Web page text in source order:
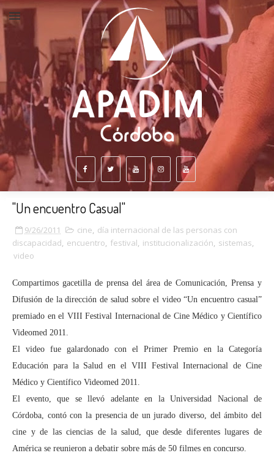
"Un encuentro Casual"
9/26/2011 cine, día internacional de las personas con
discapacidad, encuentro, festival, institucionalización, sistemas,
video
Compartimos gacetilla de prensa del área de Comunicación, Prensa y
Difusión de la dirección de salud sobre el video “Un encuentro casual”
premiado en el VIII Festival Internacional de Cine Médico y Científico
Videomed 2011.
El video fue galardonado con el Primer Premio en la Categoría
Educación para la Salud en el VIII Festival Internacional de Cine
Médico y Científico Videomed 2011.
El evento, que se llevó adelante en la Universidad Nacional de
Córdoba, contó con la presencia de un jurado diverso, del ámbito del
cine y de las ciencias de la salud, que desde diferentes lugares de
América se reunieron a debatir sobre más de 50 filmes en concurso.